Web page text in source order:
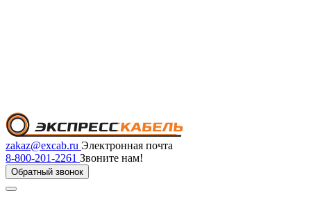
zakaz@excab.ru Электронная почта
8-800-201-2261 Звоните нам!
Обратный звонок